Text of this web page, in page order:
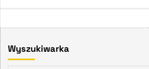
Wyszukiwarka